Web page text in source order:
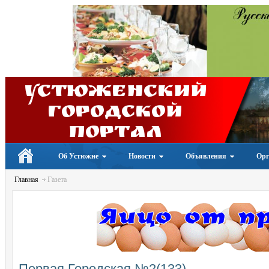
Устюженский
Городской
портал
Об Устюжне Новости Объявления
Главная Газета